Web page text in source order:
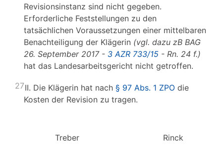
Revisionsinstanz sind nicht gegeben.
Erforderliche Feststellungen zu den
tatsächlichen Voraussetzungen einer mittelbaren
Benachteiligung der Klägerin (vgl. dazu zB BAG
26. September 2017 - 3 AZR 733/15 - Rn. 24 f.)
hat das Landesarbeitsgericht nicht getroffen.
27II. Die Klägerin hat nach § 97 Abs. 1 ZPO die
Kosten der Revision zu tragen.
Treber Rinck